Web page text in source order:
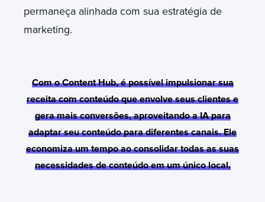
permaneça alinhada com sua estratégia de
marketing.
Com o Content Hub, é possível impulsionar sua
receita com conteúdo que envolve seus clientes e
gera mais conversões, aproveitando a IA para
adaptar seu conteúdo para diferentes canais. Ele
economiza um tempo ao consolidar todas as suas
necessidades de conteúdo em um único local.